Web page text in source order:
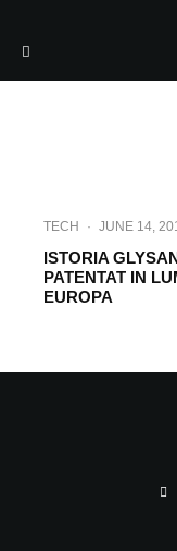
TECH · JUNE 14,
ISTORIA
PATENTAT IN
EUROPA